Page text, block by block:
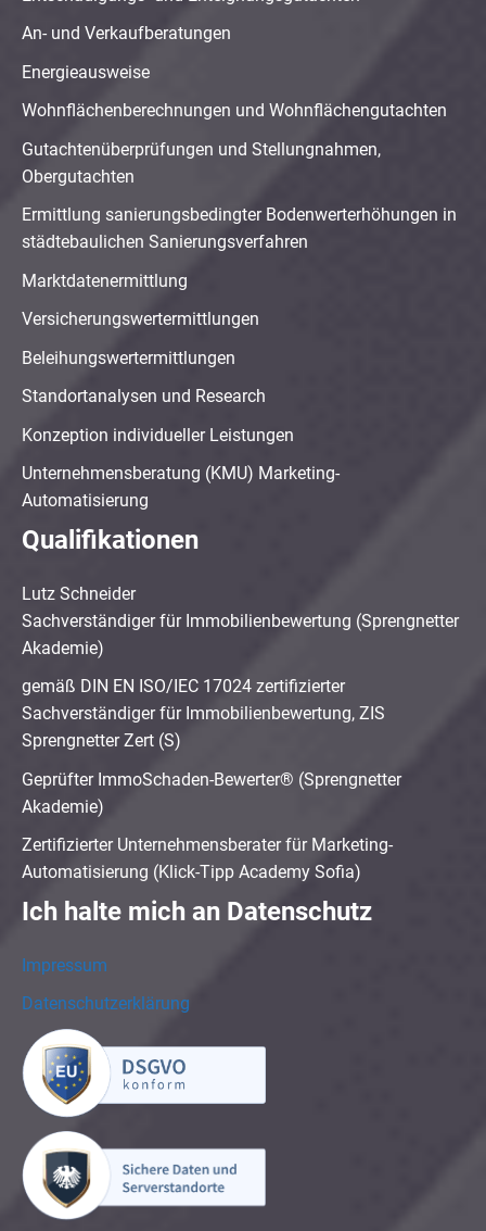
An- und Verkaufberatungen
Energieausweise
Wohnflächenberechnungen und Wohnflächengutachten
Gutachtenüberprüfungen und Stellungnahmen,
Obergutachten
Ermittlung sanierungsbedingter Bodenwerterhöhungen in
städtebaulichen Sanierungsverfahren
Marktdatenermittlung
Versicherungswertermittlungen
Beleihungswertermittlungen
Standortanalysen und Research
Konzeption individueller Leistungen
Unternehmensberatung (KMU) Marketing-
Automatisierung
Qualifikationen
Lutz Schneider
Sachverständiger für Immobilienbewertung (Sprengnetter
Akademie)
gemäß DIN EN ISO/IEC 17024 zertifizierter
Sachverständiger für Immobilienbewertung, ZIS
Sprengnetter Zert (S)
Geprüfter ImmoSchaden-Bewerter® (Sprengnetter
Akademie)
Zertifizierter Unternehmensberater für Marketing-
Automatisierung (Klick-Tipp Academy Sofia)
Ich halte mich an Datenschutz
Impressum
Datenschutzerklärung